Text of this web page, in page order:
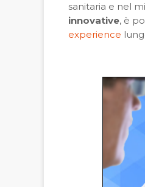
sanitaria e nel
innovative, è
experience